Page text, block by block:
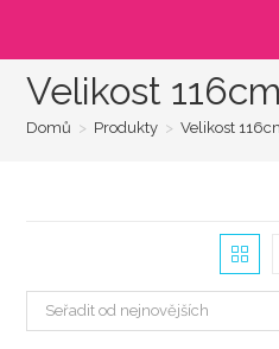
Velikost
Domů > Produkty > Velikost
Seřadit od nejnovějších